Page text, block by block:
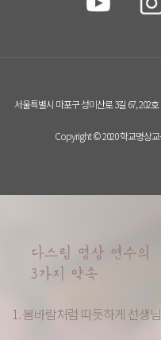
서울특별시 마포구 성미산로 3길 67, 202
Copyright © 2020 학교명상
1. 봄바람처럼 따듯하게 선생